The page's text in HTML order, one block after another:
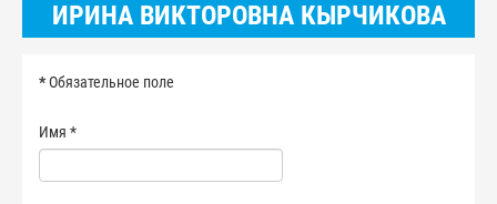
ИРИНА ВИКТОРОВНА КЫРЧИКОВА
*Обязательное поле
Имя *